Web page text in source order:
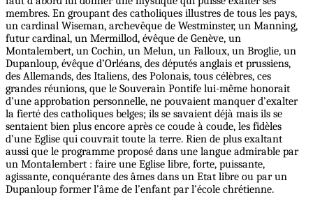
membres. En groupant des catholiques illustres de tous les pays,
un cardinal Wiseman, archevêque de Westminster, un Manning,
futur cardinal, un Mermillod, évêque de Genève, un
Montalembert, un Cochin, un Melun, un Falloux, un Broglie, un
Dupanloup, évêque d’Orléans, des députés anglais et prussiens,
des Allemands, des Italiens, des Polonais, tous célèbres, ces
grandes réunions, que le Souverain Pontife lui-même honorait
d’une approbation personnelle, ne pouvaient manquer d’exalter
la fierté des catholiques belges; ils se savaient déjà mais ils se
sentaient bien plus encore après ce coude à coude, les fidèles
d’une Eglise qui couvrait toute la terre. Rien de plus exaltant
aussi que le programme proposé dans une langue admirable par
un Montalembert : faire une Eglise libre, forte, puissante,
agissante, conquérante des âmes dans un Etat libre ou par un
Dupanloup former l’âme de l’enfant par l’école chrétienne.